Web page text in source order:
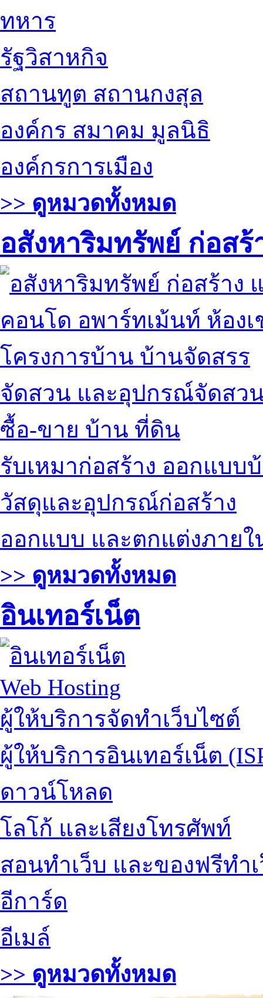
ทหาร
รัฐวิสาหกิจ
สถานทูต สถานกงสุล
องค์กร สมาคม มูลนิธิ
องค์กรการเมือง
>> ดูหมวดทั้งหมด
อสังหาริมทรัพย์ ก่อส
คอนโด อพาร์ทเม้นท์ ห้องเ
โครงการบ้าน บ้านจัดสรร
จัดสวน และอุปกรณ์จัดสว
ซื้อ-ขาย บ้าน ที่ดิน
รับเหมาก่อสร้าง ออกแบบ
วัสดุและอุปกรณ์ก่อสร้าง
ออกแบบ และตกแต่งภายใ
>> ดูหมวดทั้งหมด
อินเทอร์เน็ต
Web Hosting
ผู้ให้บริการจัดทำเว็บไซต์
ผู้ให้บริการอินเทอร์เน็ต
ดาวน์โหลด
โลโก้ และเสียงโทรศัพท์
สอนทำเว็บ และของฟรีทำ
อีการ์ด
อีเมล์
>> ดูหมวดทั้งหมด